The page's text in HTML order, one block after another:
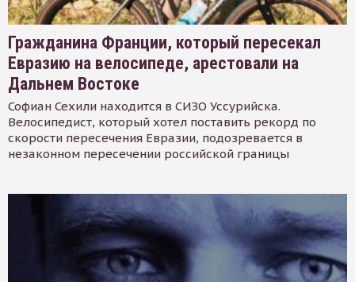
Гражданина Франции, который пересекал
Евразию на велосипеде, арестовали на
Дальнем Востоке
Софиан Сехили находится в СИЗО Уссурийска.
Велосипедист, который хотел поставить рекорд по
скорости пересечения Евразии, подозревается в
незаконном пересечении российской границы